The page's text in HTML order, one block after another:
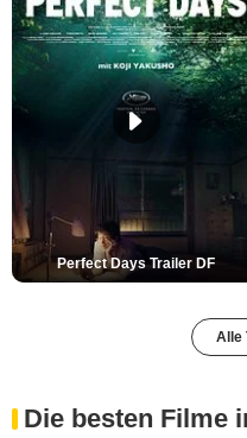
Perfect Days Trailer DF
Alle
Die besten Filme